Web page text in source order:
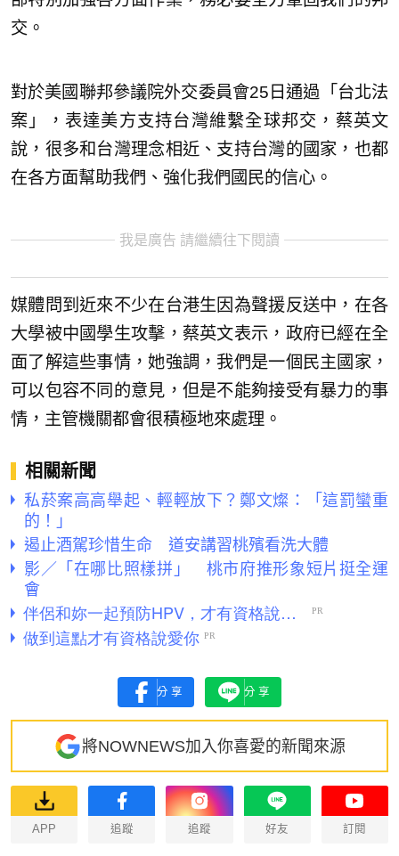
交。
對於美國聯邦參議院外交委員會25日通過「台北法
案」，表達美方支持台灣維繫全球邦交，蔡英文
說，很多和台灣理念相近、支持台灣的國家，也都
在各方面幫助我們、強化我們國民的信心。
我是廣告 請繼續往下閱讀
媒體問到近來不少在台港生因為聲援反送中，在各
大學被中國學生攻擊，蔡英文表示，政府已經在全
面了解這些事情，她強調，我們是一個民主國家，
可以包容不同的意見，但是不能夠接受有暴力的事
情，主管機關都會很積極地來處理。
相關新聞
私菸案高高舉起、輕輕放下？鄭文燦：「這罰蠻重
的！」
遏止酒駕珍惜生命 道安講習桃殯看洗大體
影／「在哪比照樣拼」 桃市府推形象短片挺全運
會
分享 分享
將NOWNEWS加入你喜愛的新聞來源
APP 追蹤 追蹤 好友 訂閱